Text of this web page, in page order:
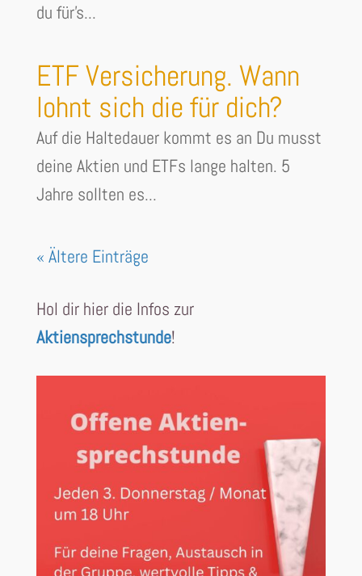
du für's...
ETF Versicherung. Wann
lohnt sich die für dich?
Auf die Haltedauer kommt es an Du musst
deine Aktien und ETFs lange halten. 5
Jahre sollten es...
« Ältere Einträge
Hol dir hier die Infos zur
Aktiensprechstunde!